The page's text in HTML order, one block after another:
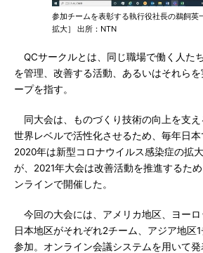
参加チームを表彰する執行役社長の鵜飼英
拡大］ 出所：NTN
QCサークルとは、同じ職場で働く人た
を管理、改善する活動、あるいはそれら
ープを指す。
同大会は、ものづくり技術の向上を支え
世界レベルで活性化させるため、毎年日本
2020年は新型コロナウイルス感染症の拡
が、2021年大会は改善活動を推進するた
ンラインで開催した。
今回の大会には、アメリカ地区、ヨーロ
日本地区がそれぞれ2チーム、アジア地区
参加。オンライン会議システムを用いて発